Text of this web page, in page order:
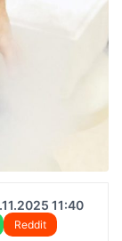
11:40
Reddit